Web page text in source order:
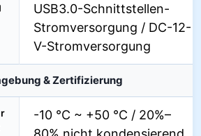
USB3.0-Schnittstellen-
Stromversorgung / DC-12-
V-Stromversorgung
& Zertifizierung
-10 °C ~ +50 °C / 20%–